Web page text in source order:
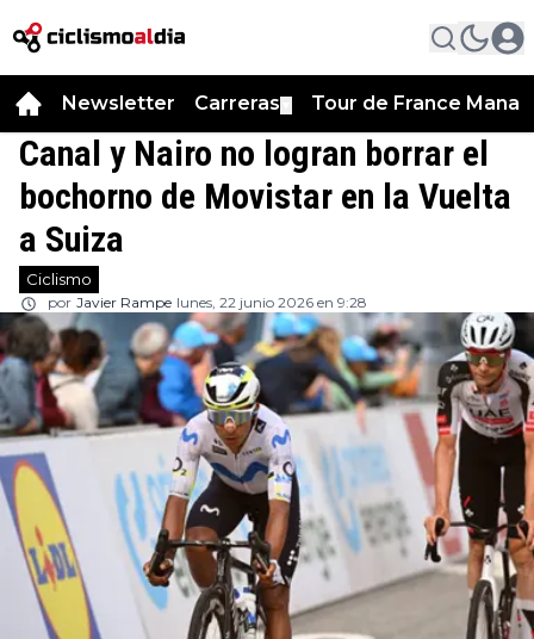
Newsletter Carreras Tour de France
Canal y Nairo no logran borrar el
bochorno de Movistar en la Vuelta
a Suiza
Ciclismo
por Javier Rampe lunes, 22 junio 2026 en 9:28